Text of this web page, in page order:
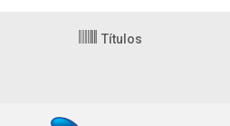
Títulos